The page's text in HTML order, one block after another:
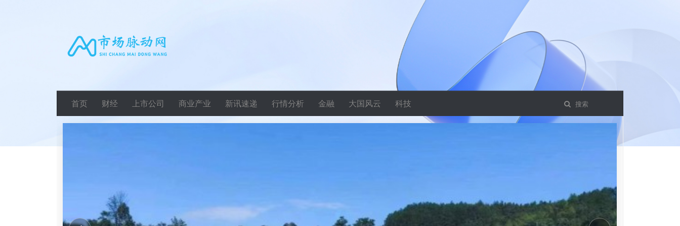
首页 财经 上市公司 商业产业 新讯速递 行情分析 金融 大国风云 科技